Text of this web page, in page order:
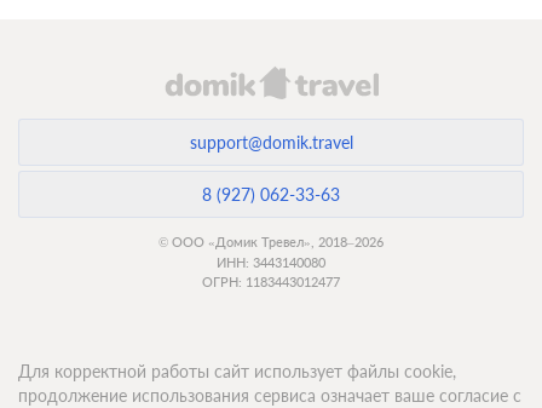
support@domik.travel
8 (927) 062-33-63
© ООО «Домик Тревел», 2018–2026
ИНН: 3443140080
ОГРН: 1183443012477
Для корректной работы сайт использует файлы cookie,
продолжение использования сервиса означает ваше согласие с